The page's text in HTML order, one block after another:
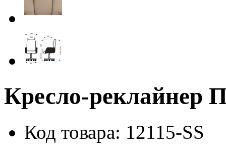
Кресло-
Код товара: 12115-SS